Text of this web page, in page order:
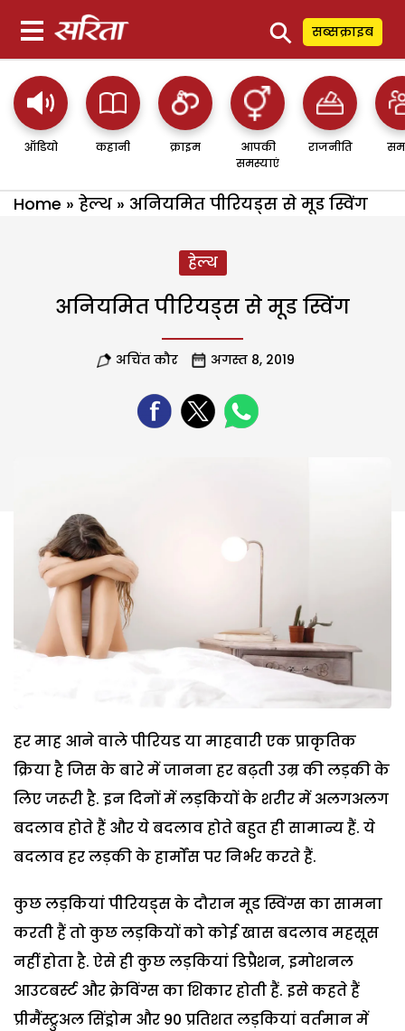
⚲ सब्सक्राइब
ऑडियो कहानी क्राइम
आपकी
समस्याएं
राजनीति
Home » हेल्थ » अनियमित पीरियड्स से मूड स्विंग
हेल्थ
अनियमित पीरियड्स से मूड स्विंग
अचिंत कौर अगस्त 8, 2019
हर माह आने वाले पीरियड या माहवारी एक प्राकृतिक
क्रिया है जिस के बारे में जानना हर बढ़ती उम्र की लड़की के
लिए जरूरी है. इन दिनों में लड़कियों के शरीर में अलगअलग
बदलाव होते हैं और ये बदलाव होते बहुत ही सामान्य हैं. ये
बदलाव हर लड़की के हार्मोंस पर निर्भर करते हैं.
कुछ लड़कियां पीरियड्स के दौरान मूड स्विंग्स का सामना
करती हैं तो कुछ लड़कियों को कोई खास बदलाव महसूस
नहीं होता है. ऐसे ही कुछ लड़कियां डिप्रैशन, इमोशनल
आउटबर्स्ट और क्रेविंग्स का शिकार होती हैं. इसे कहते हैं
प्रीमैंस्ट्रुअल सिंड्रोम और 90 प्रतिशत लड़कियां वर्तमान में